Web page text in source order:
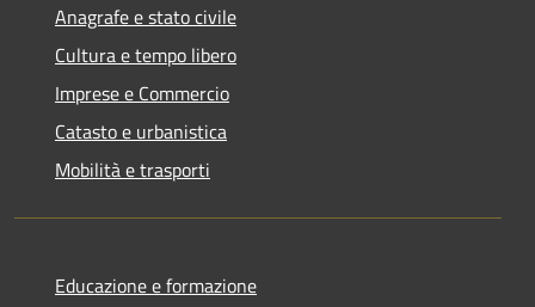
Anagrafe e stato civile
Cultura e tempo libero
Imprese e Commercio
Catasto e urbanistica
Mobilità e trasporti
Educazione e formazione